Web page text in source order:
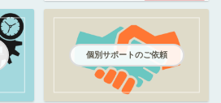
個別サポートのご依頼